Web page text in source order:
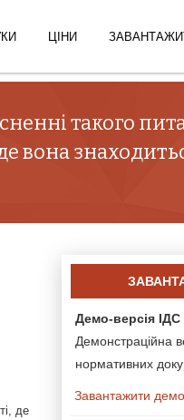
ЦІНИ
такого
вона
де
Демо-версія
Демонстраційна
нормативних
Завантажити